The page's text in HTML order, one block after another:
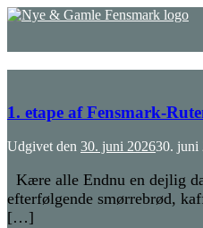
Gå
1. etape af Fensmark-
Udgivet den 30. juni 202630. juni
Kære alle Endnu en dejlig
efterfølgende smørrebrød,
[…]